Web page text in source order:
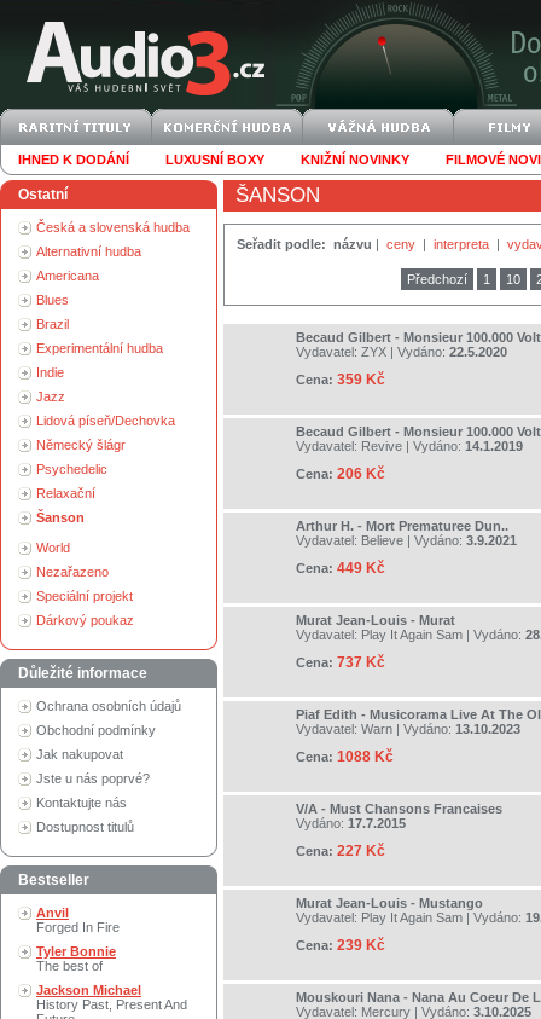
IHNED K DODÁNÍ LUXUSNÍ BOXY KNIŽNÍ NOVINKY FILMOVÉ
Ostatní
Česká a slovenská hudba
Alternativní hudba
Americana
Blues
Brazil
Experimentální hudba
Indie
Jazz
Lidová píseň/Dechovka
Německý šlágr
Psychedelic
Relaxační
Šanson
World
Nezařazeno
Speciální projekt
Dárkový poukaz
Důležité informace
Ochrana osobních údajů
Obchodní podmínky
Jak nakupovat
Jste u nás poprvé?
Kontaktujte nás
Dostupnost titulů
Bestseller
Anvil
Forged In Fire
Tyler Bonnie
The best of
Jackson Michael
History Past, Present And
ŠANSON
Seřadit podle: názvu | ceny | interpreta |
Předchozí 1 10
Becaud Gilbert - Monsieur 100.000
Vydavatel: ZYX | Vydáno: 22.5.2020
Cena: 359 Kč
Becaud Gilbert - Monsieur 100.000
Vydavatel: Revive | Vydáno: 14.1.2019
Cena: 206 Kč
Arthur H. - Mort Prematuree Dun..
Vydavatel: Believe | Vydáno: 3.9.2021
Cena: 449 Kč
Murat Jean-Louis - Murat
Vydavatel: Play It Again Sam | Vydáno:
Cena: 737 Kč
Piaf Edith - Musicorama Live At The
Vydavatel: Warn | Vydáno: 13.10.2023
Cena: 1088 Kč
V/A - Must Chansons Francaises
Vydáno: 17.7.2015
Cena: 227 Kč
Murat Jean-Louis - Mustango
Vydavatel: Play It Again Sam | Vydáno:
Cena: 239 Kč
Mouskouri Nana - Nana Au Coeur De
Vydavatel: Mercury | Vydáno: 3.10.2025